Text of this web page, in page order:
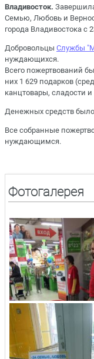
Владивосток.
Семью, Любовь и
города Владивостока с
Добровольцы Службы
нуждающихся.
Всего пожертвований
них 1 629 подарков
канцтовары, сладости
Денежных средств
Все собранные
нуждающимся.
Фотогалерея